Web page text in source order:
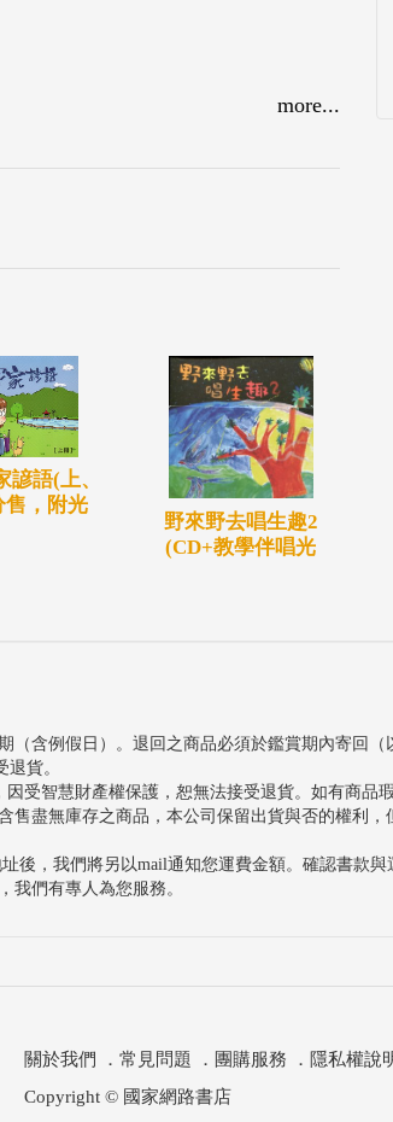
more...
諺語(上、
售，附光
野來野去唱生趣2
(CD+教學伴唱光
含例假日）。退回之商品必須於鑑賞期內寄回
貨。
受智慧財產權保護，恕無法接受退貨。如有商品
售盡無庫存之商品，本公司保留出貨與否的權利
後，我們將另以mail通知您運費金額。確認書款
，我們有專人為您服務。
關於我們 ． 常見問題 ． 團購服務 ． 隱私權說
Copyright © 國家網路書店